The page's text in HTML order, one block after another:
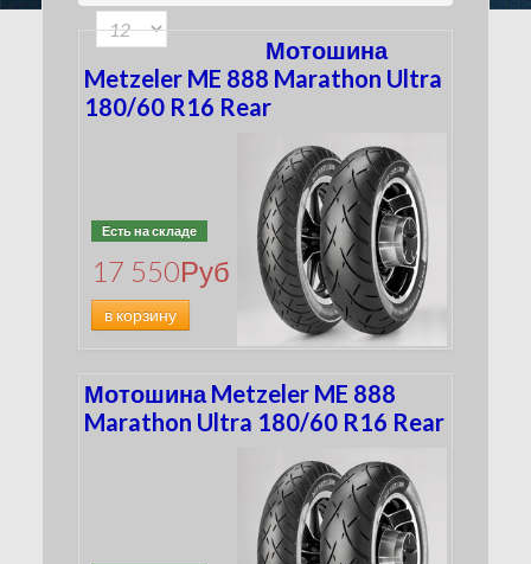
180(116)
190(134)
200 (50)
210(5)
300(2)
MT90(2)
MU85(4)
100(33)
Мотошина
Metzeler ME 888 Marathon Ultra
180/60 R16 Rear
Есть на складе
17 550Руб
в корзину
Мотошина Metzeler ME 888
Marathon Ultra 180/60 R16 Rear